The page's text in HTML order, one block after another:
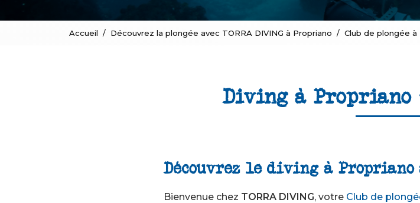
Accueil Découvrez la plongée avec TORRA DIVING à Propriano Club de plongée à
Diving à Propriano -
Découvrez le diving à Propriano
Bienvenue chez TORRA DIVING, votre Club de